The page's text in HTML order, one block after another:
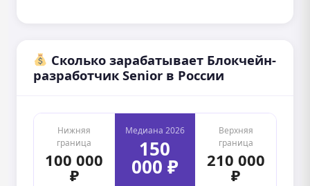
Сколько зарабатывает Блокчейн-
разработчик Senior в России
Нижняя
граница
100 000
₽
Медиана 2026
150
000 ₽
Верхняя
граница
210 000
₽